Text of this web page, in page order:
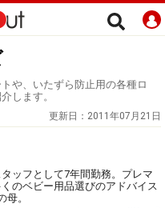
や、いたずら防止用の各種ロ
します。
更新日： 2011年07月21日
ッフとして7年間勤務。プレマ
のベビー用品選びのアドバイス
母。